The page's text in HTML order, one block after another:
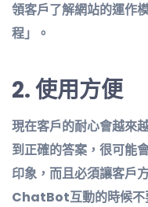
領客戶了解網站的運作
程」。
2.使用方便
現在客戶的耐心會越來
到正確的答案，很可能
印象，而且必須讓客戶
ChatBot互動的時候不